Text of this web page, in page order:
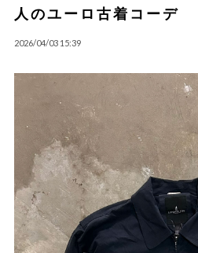
人のユーロ古着コーデ
2026/04/03 15:39